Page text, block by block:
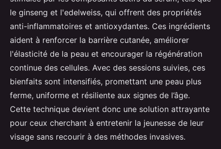
le ginseng et l'edelweiss, qui offrent des propriétés
anti-inflammatoires et antioxydantes. Ces ingrédients
aident à renforcer la barrière cutanée, améliorer
l'élasticité de la peau et encourager la régénération
continue des cellules. Avec des sessions suivies, ces
bienfaits sont intensifiés, promettant une peau plus
ferme, uniforme et résiliente aux signes de l’âge.
Cette technique devient donc une solution attrayante
pour ceux cherchant à entretenir la jeunesse de leur
visage sans recourir à des méthodes invasives.